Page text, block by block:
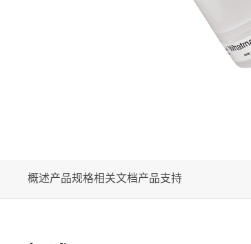
概述产品规格相关文档产品支持